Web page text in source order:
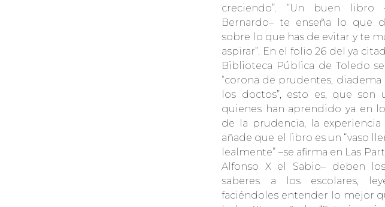
creciendo”. “Un buen libro
Bernardo– te enseña lo que
sobre lo que has de evitar y te
aspirar”. En el folio 26 del ya
Biblioteca Pública de Toledo
“corona de prudentes,
los doctos”, esto es, que son
quienes han aprendido ya en
de la prudencia, la
añade que el libro es un “vaso
lealmente” –se afirma en Las
Alfonso X el Sabio– deben
saberes a los escolares,
faciéndoles entender lo mejor